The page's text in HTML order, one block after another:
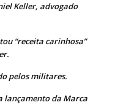
Keller, advogado
“receita carinhosa”
pelos militares.
lançamento da Marca